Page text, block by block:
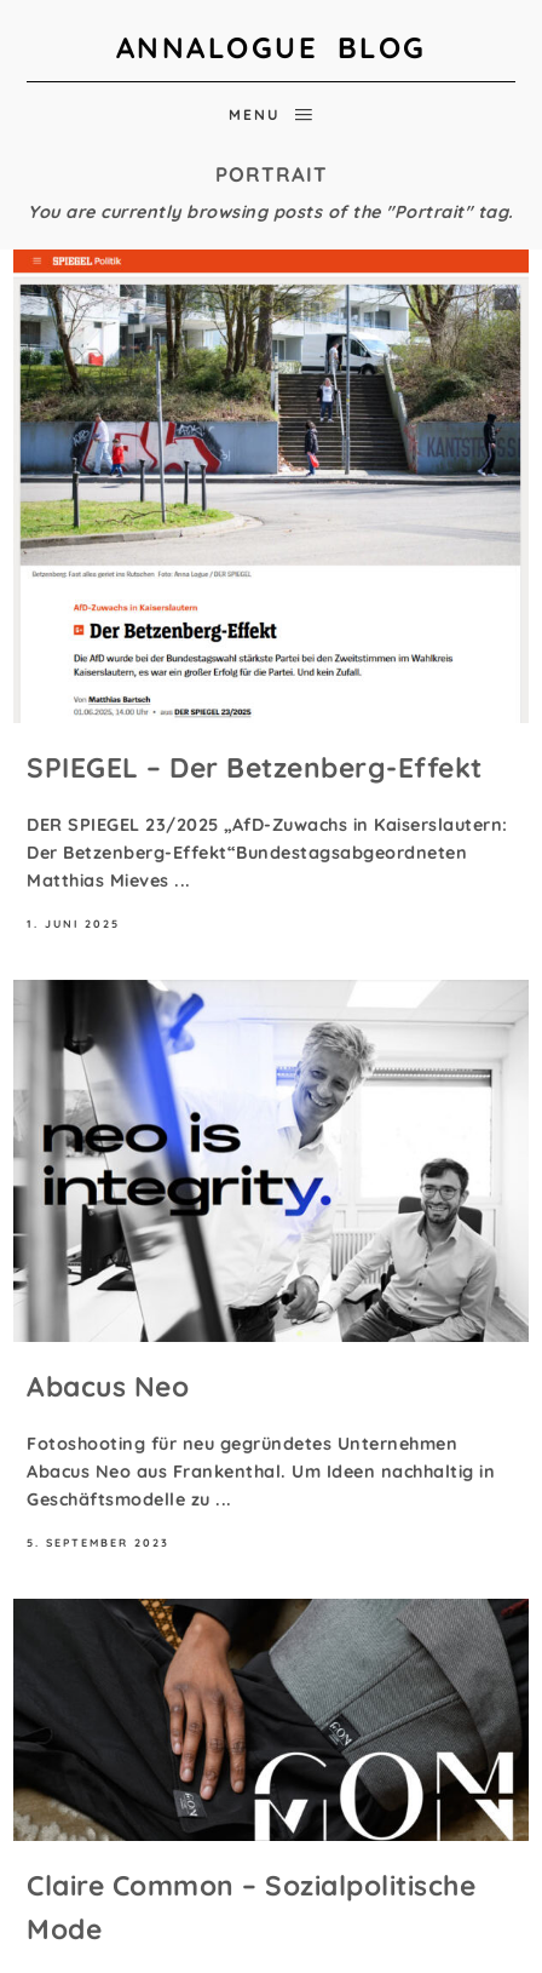
ANNALOGUE BLOG
MENU
PORTRAIT
You are currently browsing posts of the "Portrait" tag.
SPIEGEL – Der Betzenberg-Effekt
DER SPIEGEL 23/2025 „AfD-Zuwachs in Kaiserslautern:
Der Betzenberg-Effekt“Bundestagsabgeordneten
Matthias Mieves ...
1. JUNI 2025
Abacus Neo
Fotoshooting für neu gegründetes Unternehmen
Abacus Neo aus Frankenthal. Um Ideen nachhaltig in
Geschäftsmodelle zu ...
5. SEPTEMBER 2023
Claire Common – Sozialpolitische
Mode